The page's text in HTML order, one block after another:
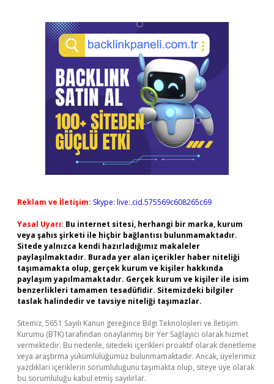
Reklam ve İletişim: Skype: live:.cid.575569c608265c69
Yasal Uyarı: Bu internet sitesi, herhangi bir marka, kurum
veya şahıs şirketi ile hiçbir bağlantısı bulunmamaktadır.
Sitede yalnızca kendi hazırladığımız makaleler
paylaşılmaktadır. Burada yer alan içerikler haber niteliği
taşımamakta olup, gerçek kurum ve kişiler hakkında
paylaşım yapılmamaktadır. Gerçek kurum ve kişiler ile isim
benzerlikleri tamamen tesadüfidir. Sitemizdeki bilgiler
taslak halindedir ve tavsiye niteliği taşımazlar.
Sitemiz, 5651 Sayılı Kanun gereğince Bilgi Teknolojileri ve İletişim
Kurumu (BTK) tarafından onaylanmış bir Yer Sağlayıcı olarak hizmet
vermektedir. Bu nedenle, sitedeki içerikleri proaktif olarak denetleme
veya araştırma yükümlülüğümüz bulunmamaktadır. Ancak, üyelerimiz
yazdıkları içeriklerin sorumluluğunu taşımakta olup, siteye üye olarak
bu sorumluluğu kabul etmiş sayılırlar.